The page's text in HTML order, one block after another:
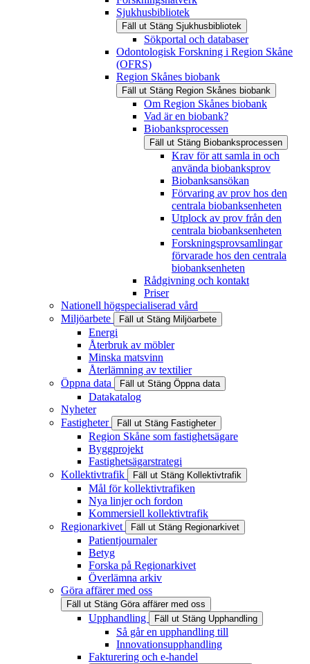
Sjukhusbibliotek
Fäll ut Stäng Sjukhusbibliotek
Sökportal och databaser
Odontologisk Forskning i Region Skåne
(OFRS)
Region Skånes biobank
Fäll ut Stäng Region Skånes biobank
Om Region Skånes biobank
Vad är en biobank?
Biobanksprocessen
Fäll ut Stäng Biobanksprocessen
Krav för att samla in och
använda biobanksprov
Biobanksansökan
Förvaring av prov hos den
centrala biobanksenheten
Utplock av prov från den
centrala biobanksenheten
Forskningsprovsamlingar
förvarade hos den centrala
biobanksenheten
Rådgivning och kontakt
Priser
Nationell högspecialiserad vård
Miljöarbete
Fäll ut Stäng Miljöarbete
Energi
Återbruk av möbler
Minska matsvinn
Återlämning av textilier
Öppna data
Fäll ut Stäng Öppna data
Datakatalog
Nyheter
Fastigheter
Fäll ut Stäng Fastigheter
Region Skåne som fastighetsägare
Byggprojekt
Fastighetsägarstrategi
Kollektivtrafik
Fäll ut Stäng Kollektivtrafik
Mål för kollektivtrafiken
Nya linjer och fordon
Kommersiell kollektivtrafik
Regionarkivet
Fäll ut Stäng Regionarkivet
Patientjournaler
Betyg
Forska på Regionarkivet
Överlämna arkiv
Göra affärer med oss
Fäll ut Stäng Göra affärer med oss
Upphandling Fäll ut Stäng Upphandling
Så går en upphandling till
Innovationsupphandling
Fakturering och e-handel